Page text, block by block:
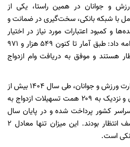
و جوانان در همین راستا، یکی از
با شبکه بانکی، سخت‌گیری در ضمانت و
و کمبود اعتبارات مورد نیاز در اختیار
بانک‌های عامل اعلام کرد و ادامه داد: طبق آمار تا کنون ۵۴۹ هزار و ۹۷۱
هستند و موفق به دریافت وام ازدواج
به گفته معاون امور جوانان وزارت ورزش و جوانان، طی سال ۱۴۰۴ بیش از
۲۰۸ هزار و ۶۸۸ میلیارد تومان و نزدیک به ۲۰۹ همت تسهیلات ازدواج به
در سراسر کشور پرداخت شده‌ و در پایان سال
حدود ۵۴۱ هزار نفر نیز در صف انتظار بودند. این میزان تنها معادل ۲
است.